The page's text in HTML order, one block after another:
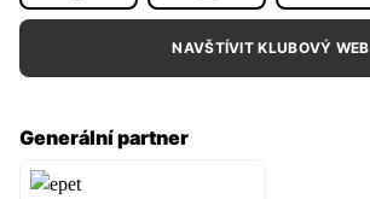
NAVŠTÍVIT KLUBOVÝ WEB
Generální partner